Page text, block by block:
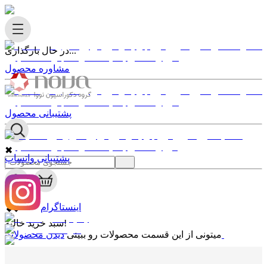
در حال بارگذاری...
✖
0
✖
سبد خرید خالیه!
میتونی از این قسمت محصولات رو ببینی
مشاوره محصول
پشتیبانی محصول
پشتیبانی واتساپ
اینستاگرام